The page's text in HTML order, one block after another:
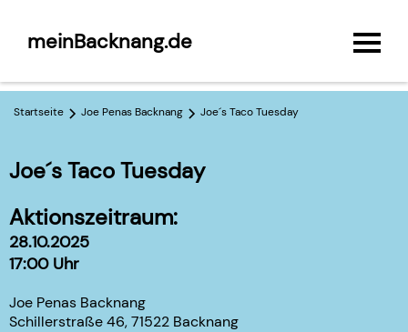
meinBacknang.de
Startseite Joe Penas Backnang Joe´s Taco Tuesday
Joe´s Taco Tuesday
Aktionszeitraum:
28.10.2025
17:00 Uhr
Joe Penas Backnang
Schillerstraße 46, 71522 Backnang